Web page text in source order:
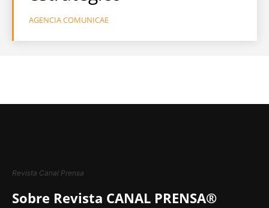
AGENCIA COMUNICAE
Revista Canal Prensa
Sobre Revista CANAL PRENSA®